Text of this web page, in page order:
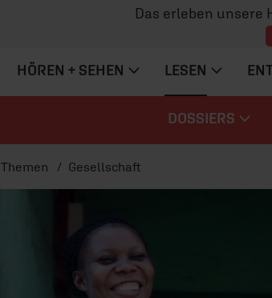
Das erleben unsere
HÖREN + SEHEN LESEN
DOSSIERS
Themen Gesellschaft